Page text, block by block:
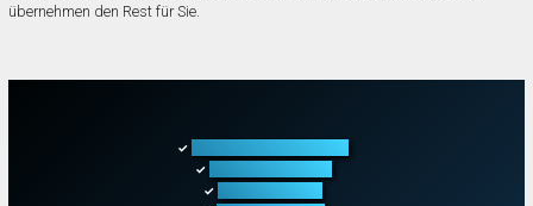
übernehmen den Rest für Sie.
✓
✓
✓